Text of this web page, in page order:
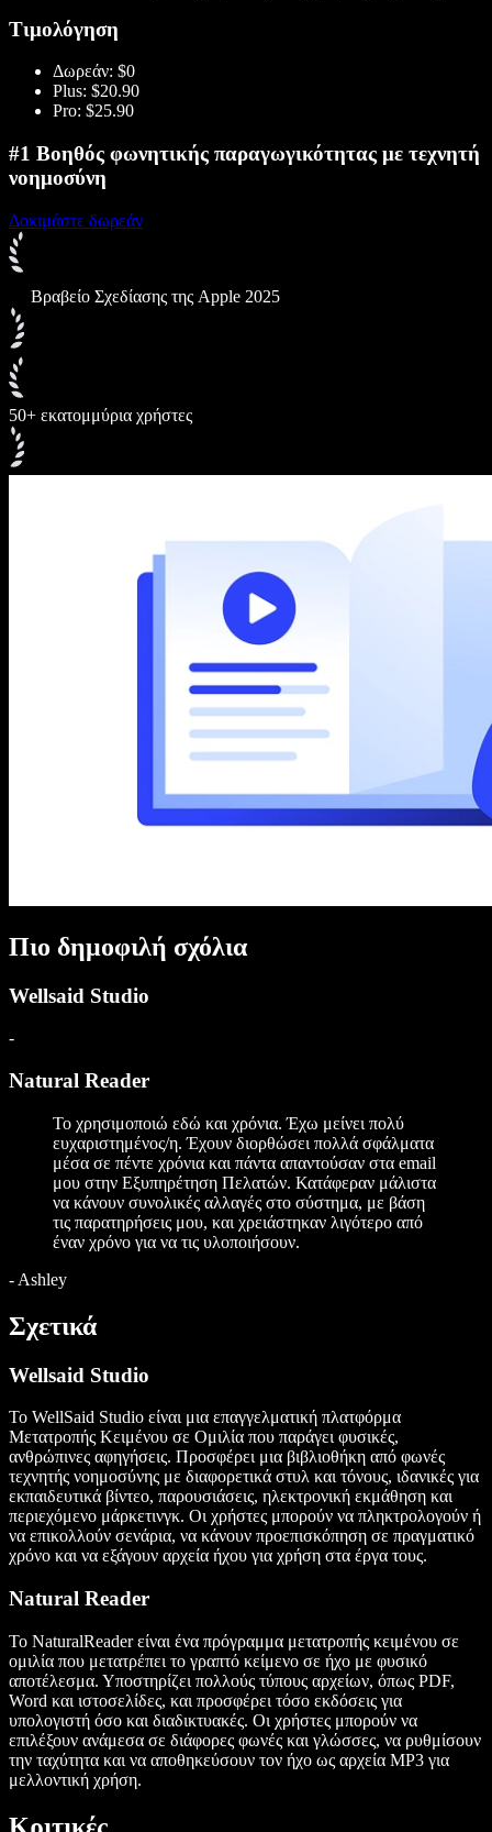
Τιμολόγηση
Δωρεάν: $0
Plus: $20.90
Pro: $25.90
#1 Βοηθός φωνητικής παραγωγικότητας με τεχνητή
νοημοσύνη
Δοκιμάστε δωρεάν
Βραβείο Σχεδίασης της Apple 2025
50+ εκατομμύρια χρήστες
Πιο δημοφιλή σχόλια
Wellsaid Studio
-
Natural Reader
Το χρησιμοποιώ εδώ και χρόνια. Έχω μείνει πολύ
ευχαριστημένος/η. Έχουν διορθώσει πολλά σφάλματα
μέσα σε πέντε χρόνια και πάντα απαντούσαν στα email
μου στην Εξυπηρέτηση Πελατών. Κατάφεραν μάλιστα
να κάνουν συνολικές αλλαγές στο σύστημα, με βάση
τις παρατηρήσεις μου, και χρειάστηκαν λιγότερο από
έναν χρόνο για να τις υλοποιήσουν.
- Ashley
Σχετικά
Wellsaid Studio
Το WellSaid Studio είναι μια επαγγελματική πλατφόρμα
Μετατροπής Κειμένου σε Ομιλία που παράγει φυσικές,
ανθρώπινες αφηγήσεις. Προσφέρει μια βιβλιοθήκη από φωνές
τεχνητής νοημοσύνης με διαφορετικά στυλ και τόνους, ιδανικές για
εκπαιδευτικά βίντεο, παρουσιάσεις, ηλεκτρονική εκμάθηση και
περιεχόμενο μάρκετινγκ. Οι χρήστες μπορούν να πληκτρολογούν ή
να επικολλούν σενάρια, να κάνουν προεπισκόπηση σε πραγματικό
χρόνο και να εξάγουν αρχεία ήχου για χρήση στα έργα τους.
Natural Reader
Το NaturalReader είναι ένα πρόγραμμα μετατροπής κειμένου σε
ομιλία που μετατρέπει το γραπτό κείμενο σε ήχο με φυσικό
αποτέλεσμα. Υποστηρίζει πολλούς τύπους αρχείων, όπως PDF,
Word και ιστοσελίδες, και προσφέρει τόσο εκδόσεις για
υπολογιστή όσο και διαδικτυακές. Οι χρήστες μπορούν να
επιλέξουν ανάμεσα σε διάφορες φωνές και γλώσσες, να ρυθμίσουν
την ταχύτητα και να αποθηκεύσουν τον ήχο ως αρχεία MP3 για
μελλοντική χρήση.
Κριτικές